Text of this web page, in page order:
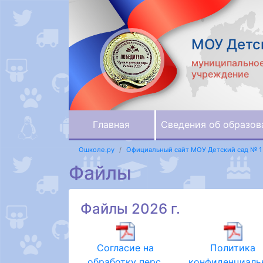
МОУ
учреждение
Главная Сведения об
Ошколе.ру Официальный сайт МОУ Детский сад № 1
Файлы
Файлы 2026 г.
Согласие на
Политика